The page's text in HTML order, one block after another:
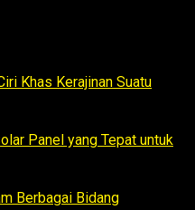
Khas Kerajinan Suatu
Panel yang Tepat untuk
Berbagai Bidang